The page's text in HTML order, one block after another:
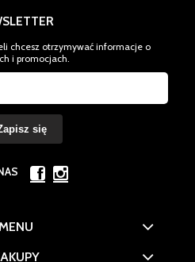
chcesz otrzymywać informacje o
i promocjach.
się